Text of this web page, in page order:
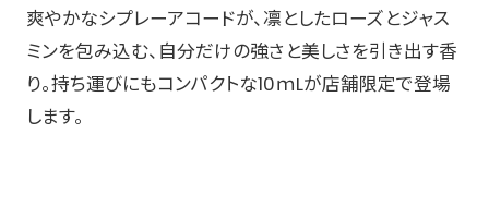
爽やかなシプレーアコードが、凛としたローズとジャス
ミンを包み込む、自分だけの強さと美しさを引き出す香
り。持ち運びにもコンパクトな10ｍLが店舗限定で登場
します。​​